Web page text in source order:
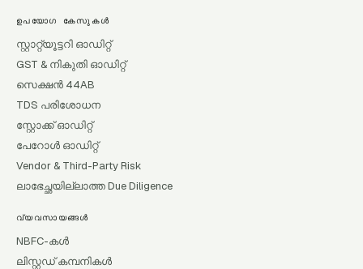
ഉപയോഗ കേസുകൾ
സ്റ്റാറ്റ്യൂട്ടറി ഓഡിറ്റ്
GST & നികുതി ഓഡിറ്റ്
സെക്ഷൻ 44AB
TDS പരിശോധന
സ്റ്റോക്ക് ഓഡിറ്റ്
പേറോൾ ഓഡിറ്റ്
Vendor & Third-Party Risk
ലാഭേച്ഛയില്ലാത്ത Due Diligence
വ്യവസായങ്ങൾ
NBFC-കൾ
ലിസ്റ്റഡ് കമ്പനികൾ